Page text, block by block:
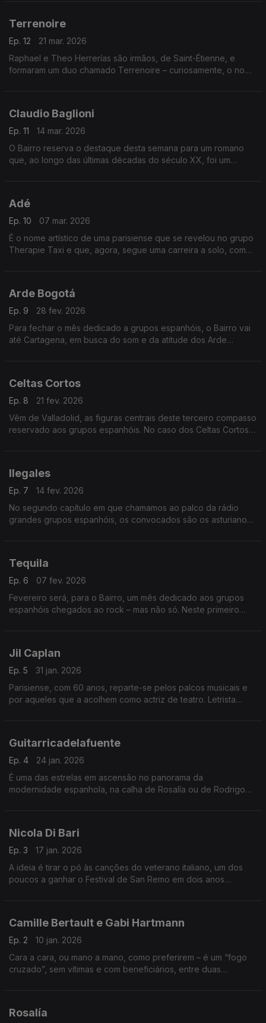
Terrenoire
Ep. 12
21 mar. 2026
Raphael e Theo Herrerías são irmãos, de Saint-Étienne, e
formaram um duo chamado Terrenoire – curiosamente, o nome
Claudio Baglioni
Ep. 11
14 mar. 2026
O Bairro reserva o destaque desta semana para um romano
que, ao longo das últimas décadas do século XX, foi um
Adé
Ep. 10
07 mar. 2026
É o nome artístico de uma parisiense que se revelou no grupo
Therapie Taxi e que, agora, segue uma carreira a solo, com
Arde Bogotá
Ep. 9
28 fev. 2026
Para fechar o mês dedicado a grupos espanhóis, o Bairro vai
até Cartagena, em busca do som e da atitude dos Arde
Celtas Cortos
Ep. 8
21 fev. 2026
Vêm de Valladolid, as figuras centrais deste terceiro compasso
reservado aos grupos espanhóis. No caso dos Celtas Cortos,
Ilegales
Ep. 7
14 fev. 2026
No segundo capítulo em que chamamos ao palco da rádio
grandes grupos espanhóis, os convocados são os asturianos
Tequila
Ep. 6
07 fev. 2026
Fevereiro será, para o Bairro, um mês dedicado aos grupos
espanhóis chegados ao rock – mas não só. Neste primeiro
Jil Caplan
Ep. 5
31 jan. 2026
Parisiense, com 60 anos, reparte-se pelos palcos musicais e
por aqueles que a acolhem como actriz de teatro. Letrista
Guitarricadelafuente
Ep. 4
24 jan. 2026
É uma das estrelas em ascensão no panorama da
modernidade espanhola, na calha de Rosalía ou de Rodrigo
Nicola Di Bari
Ep. 3
17 jan. 2026
A ideia é tirar o pó às canções do veterano italiano, um dos
poucos a ganhar o Festival de San Remo em dois anos
Camille Bertault e Gabi Hartmann
Ep. 2
10 jan. 2026
Cara a cara, ou mano a mano, como preferirem – é um “fogo
cruzado”, sem vítimas e com beneficiários, entre duas
Rosalía